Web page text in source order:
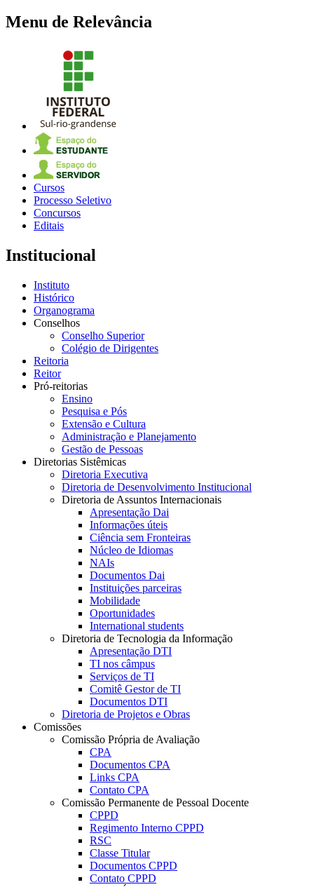
Menu de Relevância
Cursos
Processo Seletivo
Concursos
Editais
Institucional
Instituto
Histórico
Organograma
Conselhos
Conselho Superior
Colégio de Dirigentes
Reitoria
Reitor
Pró-reitorias
Ensino
Pesquisa e Pós
Extensão e Cultura
Administração e Planejamento
Gestão de Pessoas
Diretorias Sistêmicas
Diretoria Executiva
Diretoria de Desenvolvimento Institucional
Diretoria de Assuntos Internacionais
Apresentação Dai
Informações úteis
Ciência sem Fronteiras
Núcleo de Idiomas
NAIs
Documentos Dai
Instituições parceiras
Mobilidade
Oportunidades
International students
Diretoria de Tecnologia da Informação
Apresentação DTI
TI nos câmpus
Serviços de TI
Comitê Gestor de TI
Documentos DTI
Diretoria de Projetos e Obras
Comissões
Comissão Própria de Avaliação
CPA
Documentos CPA
Links CPA
Contato CPA
Comissão Permanente de Pessoal Docente
CPPD
Regimento Interno CPPD
RSC
Classe Titular
Documentos CPPD
Contato CPPD